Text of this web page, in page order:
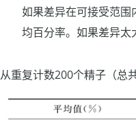
如果差异在可接受范
均百分率。如果差异太
从重复计数200个精子（总